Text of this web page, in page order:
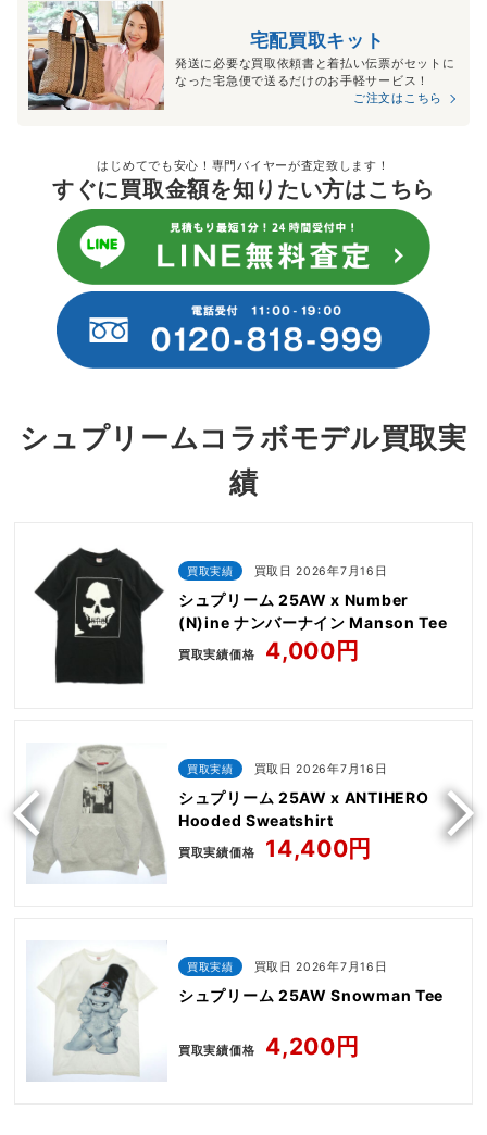
宅配買取キット
発送に必要な買取依頼書と着払い伝票がセットに
なった宅急便で送るだけのお手軽サービス！
ご注文はこちら
はじめてでも安心！専門バイヤーが査定致します！
すぐに買取金額を知りたい方はこちら
シュプリームコラボモデル買取実
績
買取実績 買取日 2026年7月16日
シュプリーム 25AW x Number
(N)ine ナンバーナイン Manson Tee
買取実績価格 4,000円
買取実績 買取日 2026年7月16日
シュプリーム 25AW x ANTIHERO
Hooded Sweatshirt
買取実績価格 14,400円
買取実績 買取日 2026年7月16日
シュプリーム 25AW Snowman Tee
買取実績価格 4,200円